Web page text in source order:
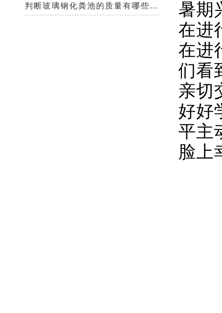
判断玻璃钢化粪池的质量有哪些好办法？
暑期
在进
在进
们看
亲切
好好
平主
脸上